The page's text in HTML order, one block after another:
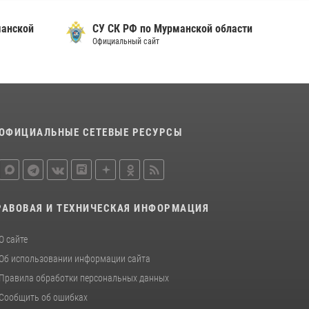
СУ СК РФ по Мурманской области
Официальный сайт
СЕТЕВЫЕ РЕСУРСЫ
И ТЕХНИЧЕСКАЯ ИНФОРМАЦИЯ
О сайте
Об использовании информации сайта
Правила обработки персональных данных
Сообщить об ошибках